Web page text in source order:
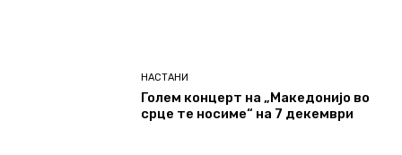
НАСТАНИ
Голем концерт на „Македонијо во
срце те носиме“ на 7 декември